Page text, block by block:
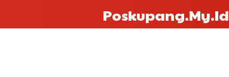
Poskupang.my.id